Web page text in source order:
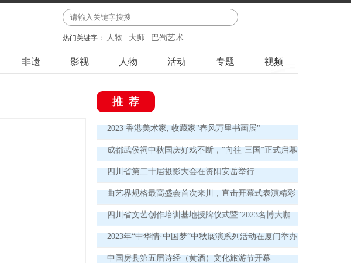
热门关键字： 人物 大师 巴蜀艺术
非遗 影视 人物 活动 专题 视频
推荐
2023 香港美术家, 收藏家"春风万里书画展"
成都武侯祠中秋国庆好戏不断，“向往·三国”正式启幕
四川省第二十届摄影大会在资阳安岳举行
曲艺界规格最高盛会首次来川，直击开幕式表演精彩
瞬间 欢声笑语讲述中国曲艺新故事
四川省文艺创作培训基地授牌仪式暨“2023名博大咖
德阳行”实践活动启动仪式举行
2023年“中华情·中国梦”中秋展演系列活动在厦门举办
中国房县第五届诗经（黄酒）文化旅游节开幕